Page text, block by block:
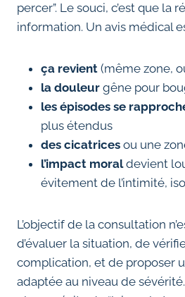
percer”. Le souci, c’est que la
information. Un avis médical
ça revient (même zone,
la douleur gêne pour
les épisodes se
plus étendus
des cicatrices ou une
l’impact moraldevient
évitement de l’intimité,
L’objectif de la consultation
d’évaluer la situation, de
complication, et de proposer
adaptée au niveau de